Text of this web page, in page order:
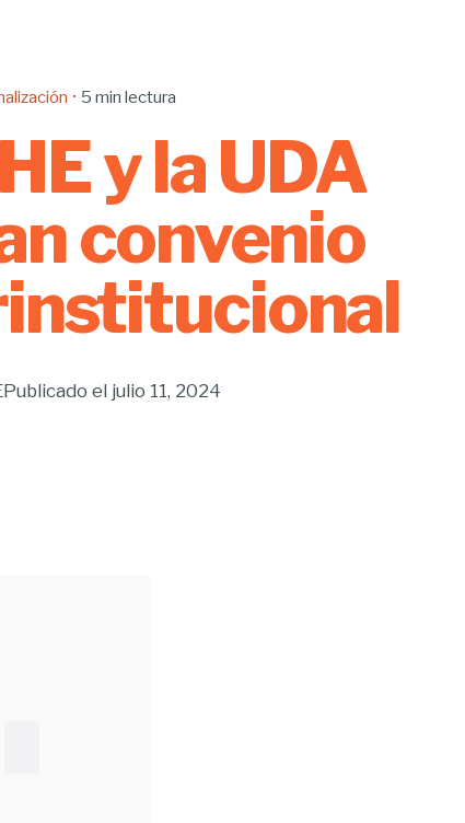
5 min lectura
y la UDA
convenio
Publicado el julio 11, 2024